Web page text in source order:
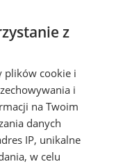
z
plików cookie i
i
na Twoim
danych
IP, unikalne
w celu